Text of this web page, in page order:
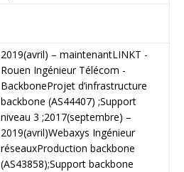
2019(avril) – maintenantLINKT -
Rouen Ingénieur Télécom -
BackboneProjet d’infrastructure
backbone (AS44407) ;Support
niveau 3 ;2017(septembre) –
2019(avril)Webaxys Ingénieur
réseauxProduction backbone
(AS43858);Support backbone